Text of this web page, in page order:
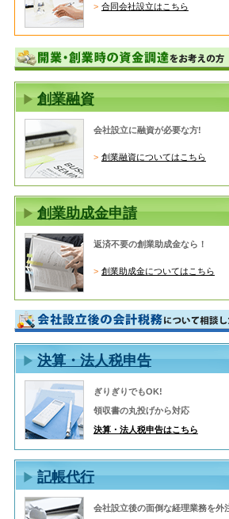
合同会社設立はこちら
創業融資
会社設立に融資が必要な方!
創業融資についてはこちら
創業助成金申請
返済不要の創業助成金なら！
創業助成金についてはこちら
決算・法人税申告
ぎりぎりでもOK!
領収書の丸投げから対応
決算・法人税申告はこちら
記帳代行
会社設立後の面倒な経理業務を外